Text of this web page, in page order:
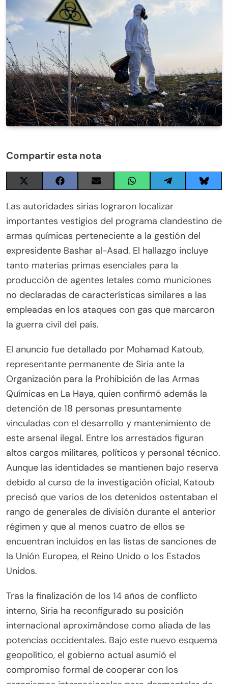
Compartir esta nota
Share
on
X
(Twitter)
Share
on
Facebook
Share
on
Email
Share
on
WhatsApp
Share
on
Telegram
Share
on
Las autoridades sirias lograron localizar
importantes vestigios del programa clandestino de
armas químicas perteneciente a la gestión del
expresidente Bashar al-Asad. El hallazgo incluye
tanto materias primas esenciales para la
producción de agentes letales como municiones
no declaradas de características similares a las
empleadas en los ataques con gas que marcaron
la guerra civil del país.
El anuncio fue detallado por Mohamad Katoub,
representante permanente de Siria ante la
Organización para la Prohibición de las Armas
Químicas en La Haya, quien confirmó además la
detención de 18 personas presuntamente
vinculadas con el desarrollo y mantenimiento de
este arsenal ilegal. Entre los arrestados figuran
altos cargos militares, políticos y personal técnico.
Aunque las identidades se mantienen bajo reserva
debido al curso de la investigación oficial, Katoub
precisó que varios de los detenidos ostentaban el
rango de generales de división durante el anterior
régimen y que al menos cuatro de ellos se
encuentran incluidos en las listas de sanciones de
la Unión Europea, el Reino Unido o los Estados
Unidos.
Tras la finalización de los 14 años de conflicto
interno, Siria ha reconfigurado su posición
internacional aproximándose como aliada de las
potencias occidentales. Bajo este nuevo esquema
geopolítico, el gobierno actual asumió el
compromiso formal de cooperar con los